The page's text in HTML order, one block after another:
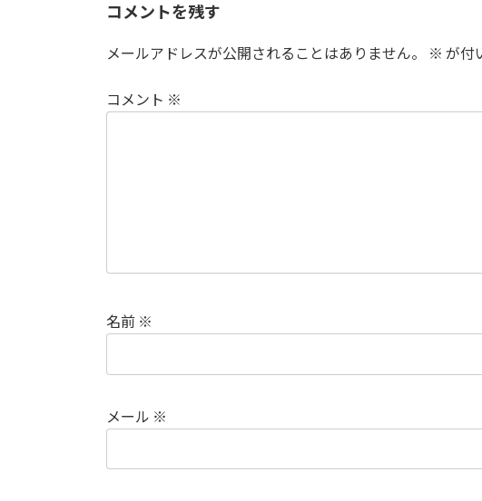
コメントを残す
メールアドレスが公開されることはありません。 ※ が付
コメント ※
名前 ※
メール ※